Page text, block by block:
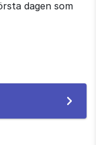
dagen som